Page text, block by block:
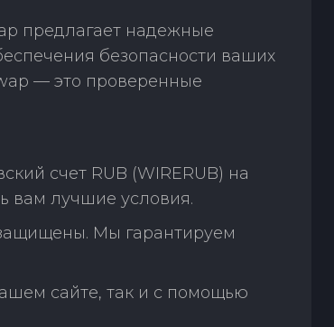
предлагает надежные
безопасности ваших
— это проверенные
счет RUB (WIRERUB) на
вам лучшие условия.
Мы гарантируем
сайте, так и с помощью